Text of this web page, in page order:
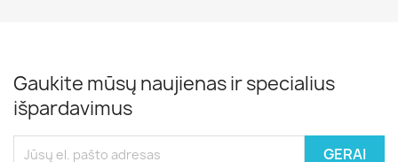
Gaukite mūsų naujienas ir specialius
išpardavimus